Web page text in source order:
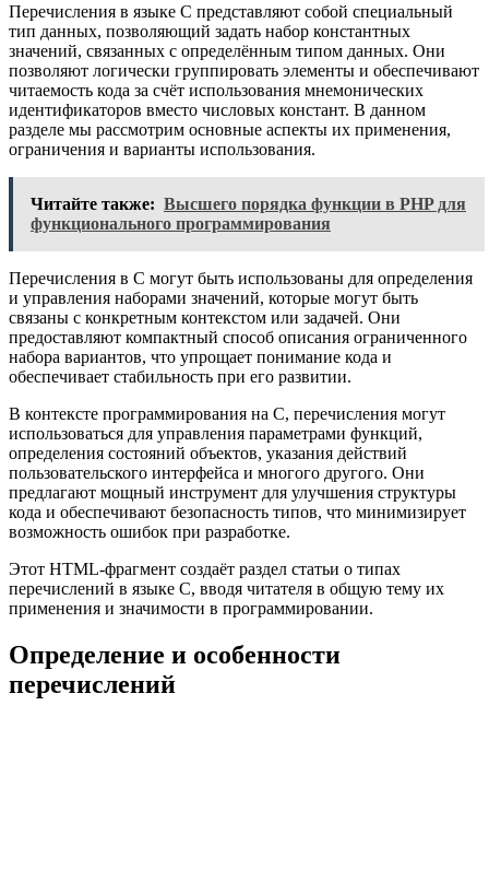
Перечисления в языке C представляют собой специальный
тип данных, позволяющий задать набор константных
значений, связанных с определённым типом данных. Они
позволяют логически группировать элементы и обеспечивают
читаемость кода за счёт использования мнемонических
идентификаторов вместо числовых констант. В данном
разделе мы рассмотрим основные аспекты их применения,
ограничения и варианты использования.
Читайте также: Высшего порядка функции в PHP для
функционального программирования
Перечисления в C могут быть использованы для определения
и управления наборами значений, которые могут быть
связаны с конкретным контекстом или задачей. Они
предоставляют компактный способ описания ограниченного
набора вариантов, что упрощает понимание кода и
обеспечивает стабильность при его развитии.
В контексте программирования на C, перечисления могут
использоваться для управления параметрами функций,
определения состояний объектов, указания действий
пользовательского интерфейса и многого другого. Они
предлагают мощный инструмент для улучшения структуры
кода и обеспечивают безопасность типов, что минимизирует
возможность ошибок при разработке.
Этот HTML-фрагмент создаёт раздел статьи о типах
перечислений в языке C, вводя читателя в общую тему их
применения и значимости в программировании.
Определение и особенности
перечислений